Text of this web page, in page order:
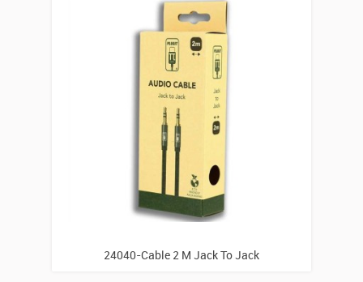
24040-Cable 2 M Jack To Jack